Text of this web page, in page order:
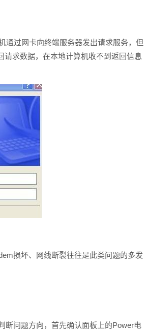
过网卡向终端服务器发出请求服务，但
求数据，在本地计算机收不到返回信息
损坏、网线断裂往往是此类问题的多发
问题方向，首先确认面板上的Power电